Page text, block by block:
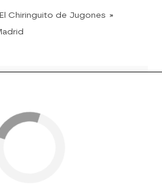
Chiringuito de Jugones »